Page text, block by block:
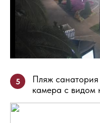
5
Пляж
камера с